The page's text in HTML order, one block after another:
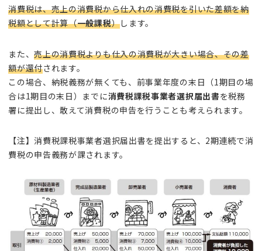
消費税は、売上の消費税から仕入れの消費税を引いた差額を納
税額として計算（一般課税）します。
また、売上の消費税よりも仕入の消費税が大きい場合、その差
額が還付されます。
この場合、納税義務が無くても、前事業年度の末日（1期目の場
合は1期目の末日）までに消費税課税事業者選択届出書を税務
署に提出し、敢えて消費税の申告を行うことも考えられます。
【注】消費税課税事業者選択届出書を提出すると、2期連続で消
費税の申告義務が課されます。